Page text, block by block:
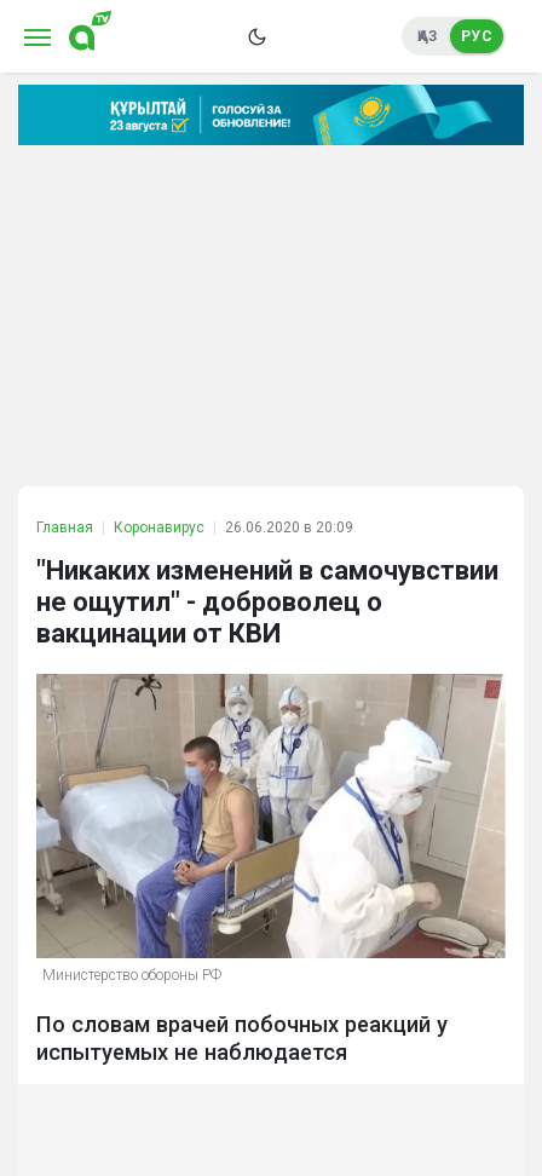
ҚАЗ РУС
Главная Коронавирус 26.06.2020 в 20:09
"Никаких изменений в самочувствии
не ощутил" - доброволец о
вакцинации от КВИ
Министерство обороны РФ
По словам врачей побочных реакций у
испытуемых не наблюдается